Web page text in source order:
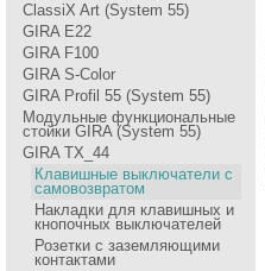
ClassiX Art (System 55)
GIRA Е22
GIRA F100
GIRA S-Color
GIRA Profil 55 (System 55)
Модульные функциональные
стойки GIRA (System 55)
GIRA TX_44
Клавишные выключатели с
самовозвратом
Накладки для клавишных и
кнопочных выключателей
Розетки с заземляющими
контактами